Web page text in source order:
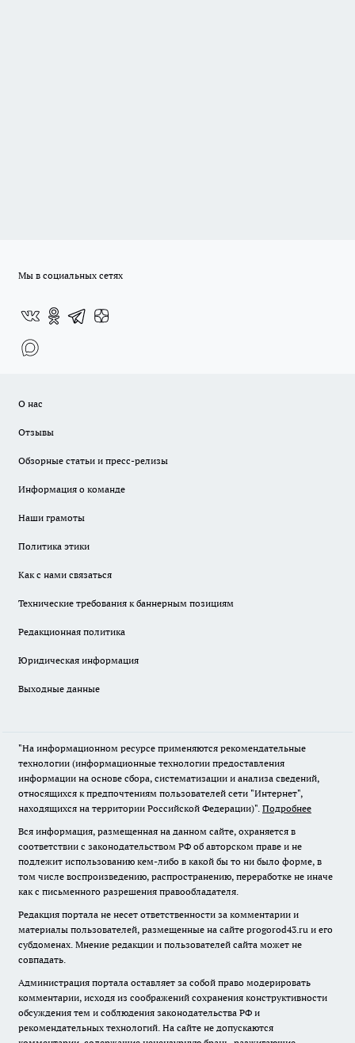
Мы в социальных сетях
О нас
Отзывы
Обзорные статьи и пресс-релизы
Информация о команде
Наши грамоты
Политика этики
Как с нами связаться
Технические требования к баннерным позициям
Редакционная политика
Юридическая информация
Выходные данные
"На информационном ресурсе применяются рекомендательные
технологии (информационные технологии предоставления
информации на основе сбора, систематизации и анализа сведений,
относящихся к предпочтениям пользователей сети "Интернет",
находящихся на территории Российской Федерации)". Подробнее
Вся информация, размещенная на данном сайте, охраняется в
соответствии с законодательством РФ об авторском праве и не
подлежит использованию кем-либо в какой бы то ни было форме, в
том числе воспроизведению, распространению, переработке не иначе
как с письменного разрешения правообладателя.
Редакция портала не несет ответственности за комментарии и
материалы пользователей, размещенные на сайте progorod43.ru и его
субдоменах. Мнение редакции и пользователей сайта может не
совпадать.
Администрация портала оставляет за собой право модерировать
комментарии, исходя из соображений сохранения конструктивности
обсуждения тем и соблюдения законодательства РФ и
рекомендательных технологий. На сайте не допускаются